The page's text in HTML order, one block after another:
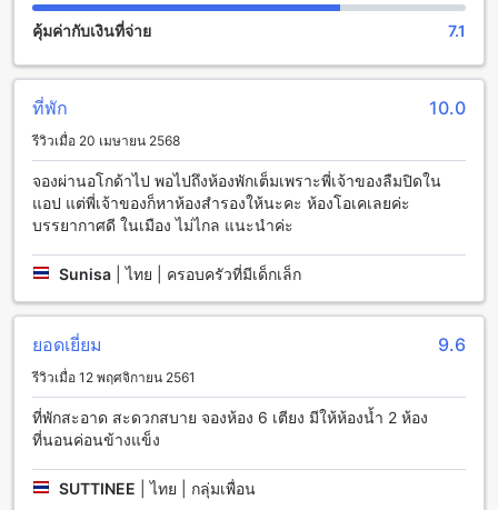
ทางกีฬาของคุณได้อย่างสบาย สำหรับผู้ที่ชื่นชอบการว่ายน้ำ ที่พัก
นี้มีสระว่ายน้ำภายในและภายนอกที่คุณสามารถเลือกใช้งานได้
ที่ นอกจากนี้ยังมีฟิตเนสซึ่งมีอุปกรณ์ออกกำลังกายที่ครบครันและ
สามารถใช้งานได้ฟรี
สิ่งอำนวยความสะดวกที่บ้านบ่อ รีสอร์ท กาญจนบุรี
บ้านบ่อ รีสอร์ท กาญจนบุรี มีสิ่งอำนวยความสะดวกที่จะทำให้คุณ
รู้สึกสะดวกสบายตลอดการเข้าพักของคุณ ที่พักมี Wi-Fi ในพื้นที่
สาธารณะและห้องสูบบุหรี่ที่กำหนดไว้เฉพาะบริเวณที่กำหนดไว้
นอกจากนี้ยังมี Wi-Fi ฟรีในทุกห้องพักเพื่อให้คุณสามารถเชื่อมต่อ
อินเตอร์เน็ตได้โดยง่ายและสะดวกสบาย นอกจากนี้ยังมีการ
ทำความสะอาดห้องประจำวันเพื่อให้คุณมีความสะอาดและ
เรียบร้อยตลอดเวลาที่อยู่ในที่พัก
สิ่งอำนวยความสะดวกในการเดินทางที่ บ้านบ่อ รีสอร์ท กาญจนบุรี
บ้านบ่อ รีสอร์ท กาญจนบุรี มีสิ่งอำนวยความสะดวกในการเดิน
ทางที่หลากหลายเพื่อให้คุณสามารถเดินทางมาถึงได้อย่างสะดวก
รถสำหรับรถยนต์ โรงแรมมีที่จอดรถภายในสถานที่เพื่อความ
สะดวกของคุณ และคุณสามารถใช้บริการที่จอดรถเองได้ โดยไม่มี
คุ้มค่ากับเงินที่จ่าย 7.1
ที่พัก 10.0
รีวิวเมื่อ 20 เมษายน 2568
จองผ่านอโกด้าไป พอไปถึงห้องพักเต็มเพราะพี่เจ้าของลืมปิดใน
แอป แต่พี่เจ้าของก็หาห้องสำรองให้นะคะ ห้องโอเคเลยค่ะ
บรรยากาศดี ในเมือง ไม่ไกล แนะนำค่ะ
Sunisa |ไทย | ครอบครัวที่มีเด็กเล็ก
ยอดเยี่ยม 9.6
รีวิวเมื่อ 12 พฤศจิกายน 2561
ที่พักสะอาด สะดวกสบาย จองห้อง 6 เตียง มีให้ห้องน้ำ 2 ห้อง
ที่นอนค่อนข้างแข็ง
SUTTINEE |ไทย | กลุ่มเพื่อน